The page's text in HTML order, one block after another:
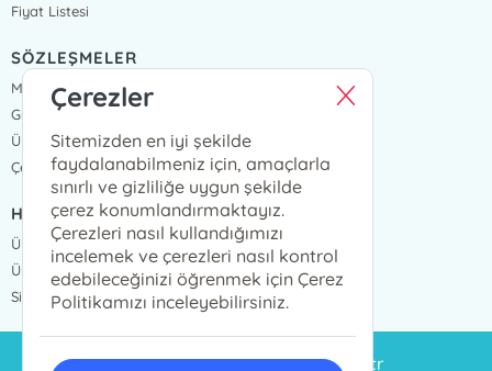
Fiyat Listesi
SÖZLEŞMELER
Mesafeli Satış Sözleşmesi
Gizlilik Sözleşmesi
Üyelik Sözleşmesi
Çerez Politikası
HIZLI ERİŞİM
Üye Ol
Üye Giriş
Sipariş Takip
siparis@eminyayinlari.com.tr
Çerezler
Sitemizden en iyi şekilde
faydalanabilmeniz için, amaçlarla
sınırlı ve gizliliğe uygun şekilde
çerez konumlandırmaktayız.
Çerezleri nasıl kullandığımızı
incelemek ve çerezleri nasıl kontrol
edebileceğinizi öğrenmek için Çerez
Politikamızı inceleyebilirsiniz.